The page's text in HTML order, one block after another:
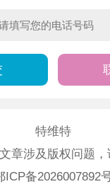
特维特
章涉及版权问题
ICP备2026007892